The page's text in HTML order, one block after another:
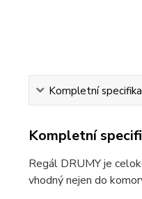
Kompletní
Kompletní
Regál DRUMY je
vhodný nejen do